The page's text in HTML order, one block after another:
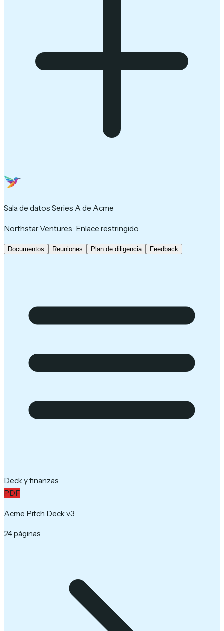
Sala de datos Series A de Acme
Northstar Ventures · Enlace restringido
Documentos Reuniones Plan de diligencia Feedback
Deck y finanzas
PDF
Acme Pitch Deck v3
24 páginas